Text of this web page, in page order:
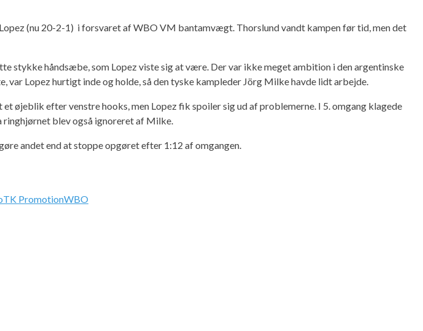
(nu 20-2-1) i forsvaret af WBO VM bantamvægt. Thorslund vandt kampen før tid, men det
stykke håndsæbe, som Lopez viste sig at være. Der var ikke meget ambition i den argentinske
Lopez hurtigt inde og holde, så den tyske kampleder Jörg Milke havde lidt arbejde.
øjeblik efter venstre hooks, men Lopez fik spoiler sig ud af problemerne. I 5. omgang klagede
ringhjørnet blev også ignoreret af Milke.
andet end at stoppe opgøret efter 1:12 af omgangen.
TK PromotionWBO